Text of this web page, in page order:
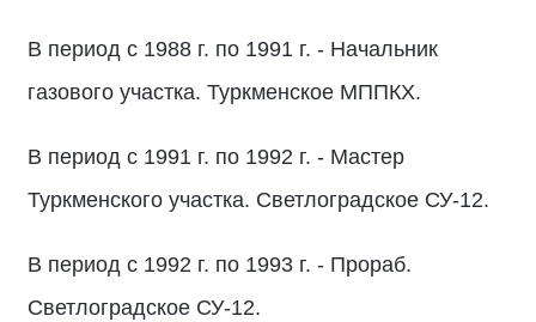
В период с 1988 г. по 1991 г. - Начальник
газового участка. Туркменское МППКХ.
В период с 1991 г. по 1992 г. - Мастер
Туркменского участка. Светлоградское СУ-12.
В период с 1992 г. по 1993 г. - Прораб.
Светлоградское СУ-12.